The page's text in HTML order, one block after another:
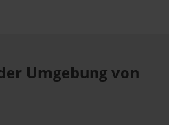
Umgebung von